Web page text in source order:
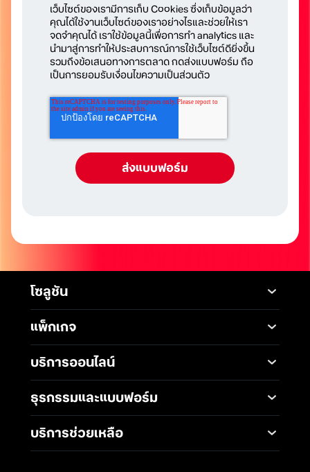
เว็บไซต์ของเรามีการเก็บ Cookies ซึ่งเก็บข้อมูลว่า
คุณได้ใช้งานเว็บไซต์ของเราอย่างไรและช่วยให้เรา
จดจำคุณได้ เราใช้ข้อมูลนี้เพื่อการทำ analytics และ
นำมาสู่การทำให้ประสบการณ์การใช้เว็บไซต์ดียิ่งขึ้น
รวมถึงข้อเสนอทางการตลาด กดส่งแบบฟอร์ม ถือ
เป็นการยอมรับเงื่อนไขความเป็นส่วนตัว
โซลูชัน
Mobile
5G Infrastructure
Broadband Internet
Business Network
Wireless Network
International Gateway
Solutions
Solutions
แพ็กเกจ
แพ็กเกจมือถือ
โซลูชันสำหรับ SME
บริการออนไลน์
ธุรกรรมและแบบฟอร์ม
ช่องทางการชำระค่าบริการ
บริการช่วยเหลือ